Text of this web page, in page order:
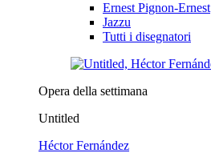
Ernest Pignon-Ernest
Jazzu
Tutti i disegnatori
Opera della settimana
Untitled
Héctor Fernández